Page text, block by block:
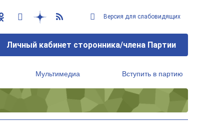
Версия для слабовидящих
Личный кабинет сторонника/члена Партии
Мультимедиа Вступить в партию